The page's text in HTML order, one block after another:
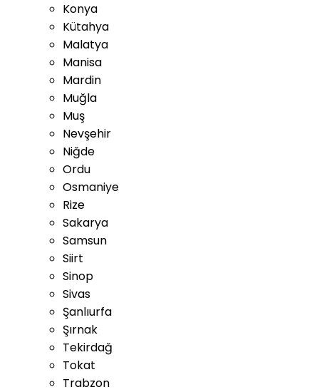
Konya
Kütahya
Malatya
Manisa
Mardin
Muğla
Muş
Nevşehir
Niğde
Ordu
Osmaniye
Rize
Sakarya
Samsun
Siirt
Sinop
Sivas
Şanlıurfa
Şırnak
Tekirdağ
Tokat
Trabzon